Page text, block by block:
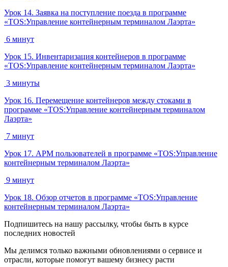
Урок 14. Заявка на поступление поезда в программе
«TOS:Управление контейнерным терминалом Лаэрта»
6 минут
Урок 15. Инвентаризация контейнеров в программе
«TOS:Управление контейнерным терминалом Лаэрта»
3 минуты
Урок 16. Перемещение контейнеров между стоками в
программе «TOS:Управление контейнерным терминалом
Лаэрта»
7 минут
Урок 17. АРМ пользователей в программе «TOS:Управление
контейнерным терминалом Лаэрта»
9 минут
Урок 18. Обзор отчетов в программе «TOS:Управление
контейнерным терминалом Лаэрта»
Подпишитесь на нашу рассылку, чтобы быть в курсе
последних новостей
Мы делимся только важными обновлениями о сервисе и
отрасли, которые помогут вашему бизнесу расти